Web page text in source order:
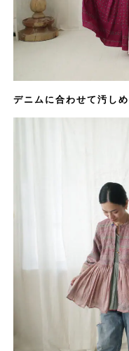
デニムに合わせて汚し